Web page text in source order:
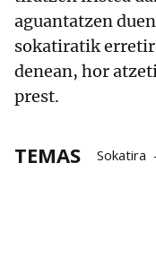
aguantatzen
sokatiratik
denean, hor
prest.
TEMAS Sokatira